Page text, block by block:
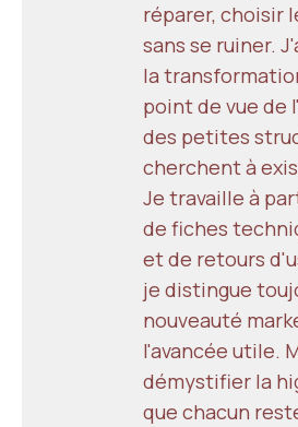
réparer, choisir
sans se ruiner.
la
point de vue
des petites
cherchent à
Je travaille à
de fiches
et de retours
je distingue
nouveauté
l'avancée utile.
démystifier la
que chacun